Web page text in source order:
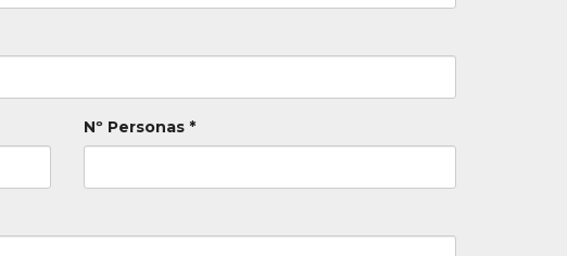
Nº Personas *